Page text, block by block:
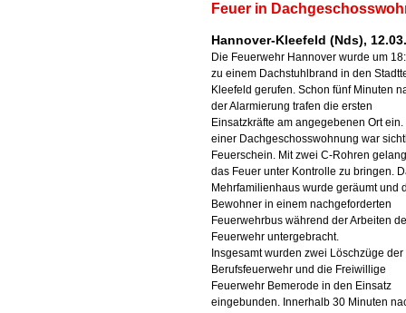
Feuer in
Hannover-Kleefeld (Nds),
Die Feuerwehr Hannover wurde um
zu einem Dachstuhlbrand in den
Kleefeld gerufen. Schon fünf Minuten
der Alarmierung trafen die ersten
Einsatzkräfte am angegebenen Ort ein.
einer Dachgeschosswohnung war
Feuerschein. Mit zwei C-Rohren
das Feuer unter Kontrolle zu bringen.
Mehrfamilienhaus wurde geräumt und
Bewohner in einem nachgeforderten
Feuerwehrbus während der Arbeiten
Feuerwehr untergebracht.
Insgesamt wurden zwei Löschzüge der
Berufsfeuerwehr und die Freiwillige
Feuerwehr Bemerode in den Einsatz
eingebunden. Innerhalb 30 Minuten